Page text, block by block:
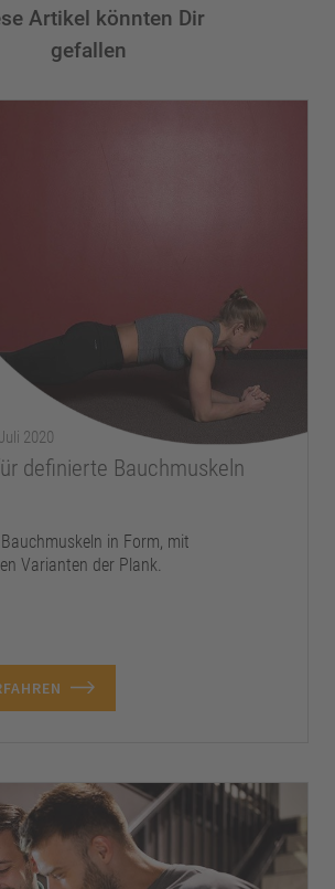
Artikel könnten Dir
gefallen
2020
definierte Bauchmuskeln
in Form, mit
Varianten der Plank.